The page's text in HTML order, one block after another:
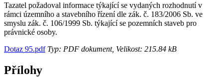
Tazatel požadoval informace týkající se vydaných rozhodnutí v
rámci územního a stavebního řízení dle zák. č. 183/2006 Sb. ve
smyslu zák. č. 106/1999 Sb. týkající se pozemních staveb pro
právnické osoby.
Dotaz 95.pdfTyp: PDF dokument, Velikost: 215.84 kB
Přílohy